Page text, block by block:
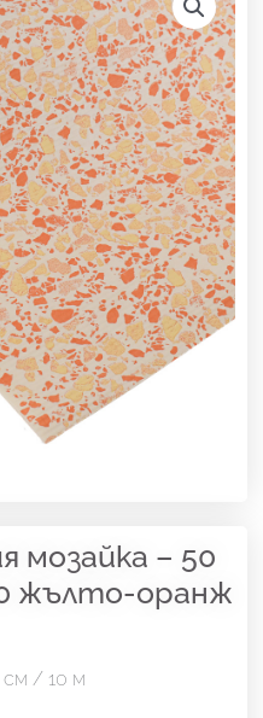
мозайка – 50
жълто-оранж
см / 10 м